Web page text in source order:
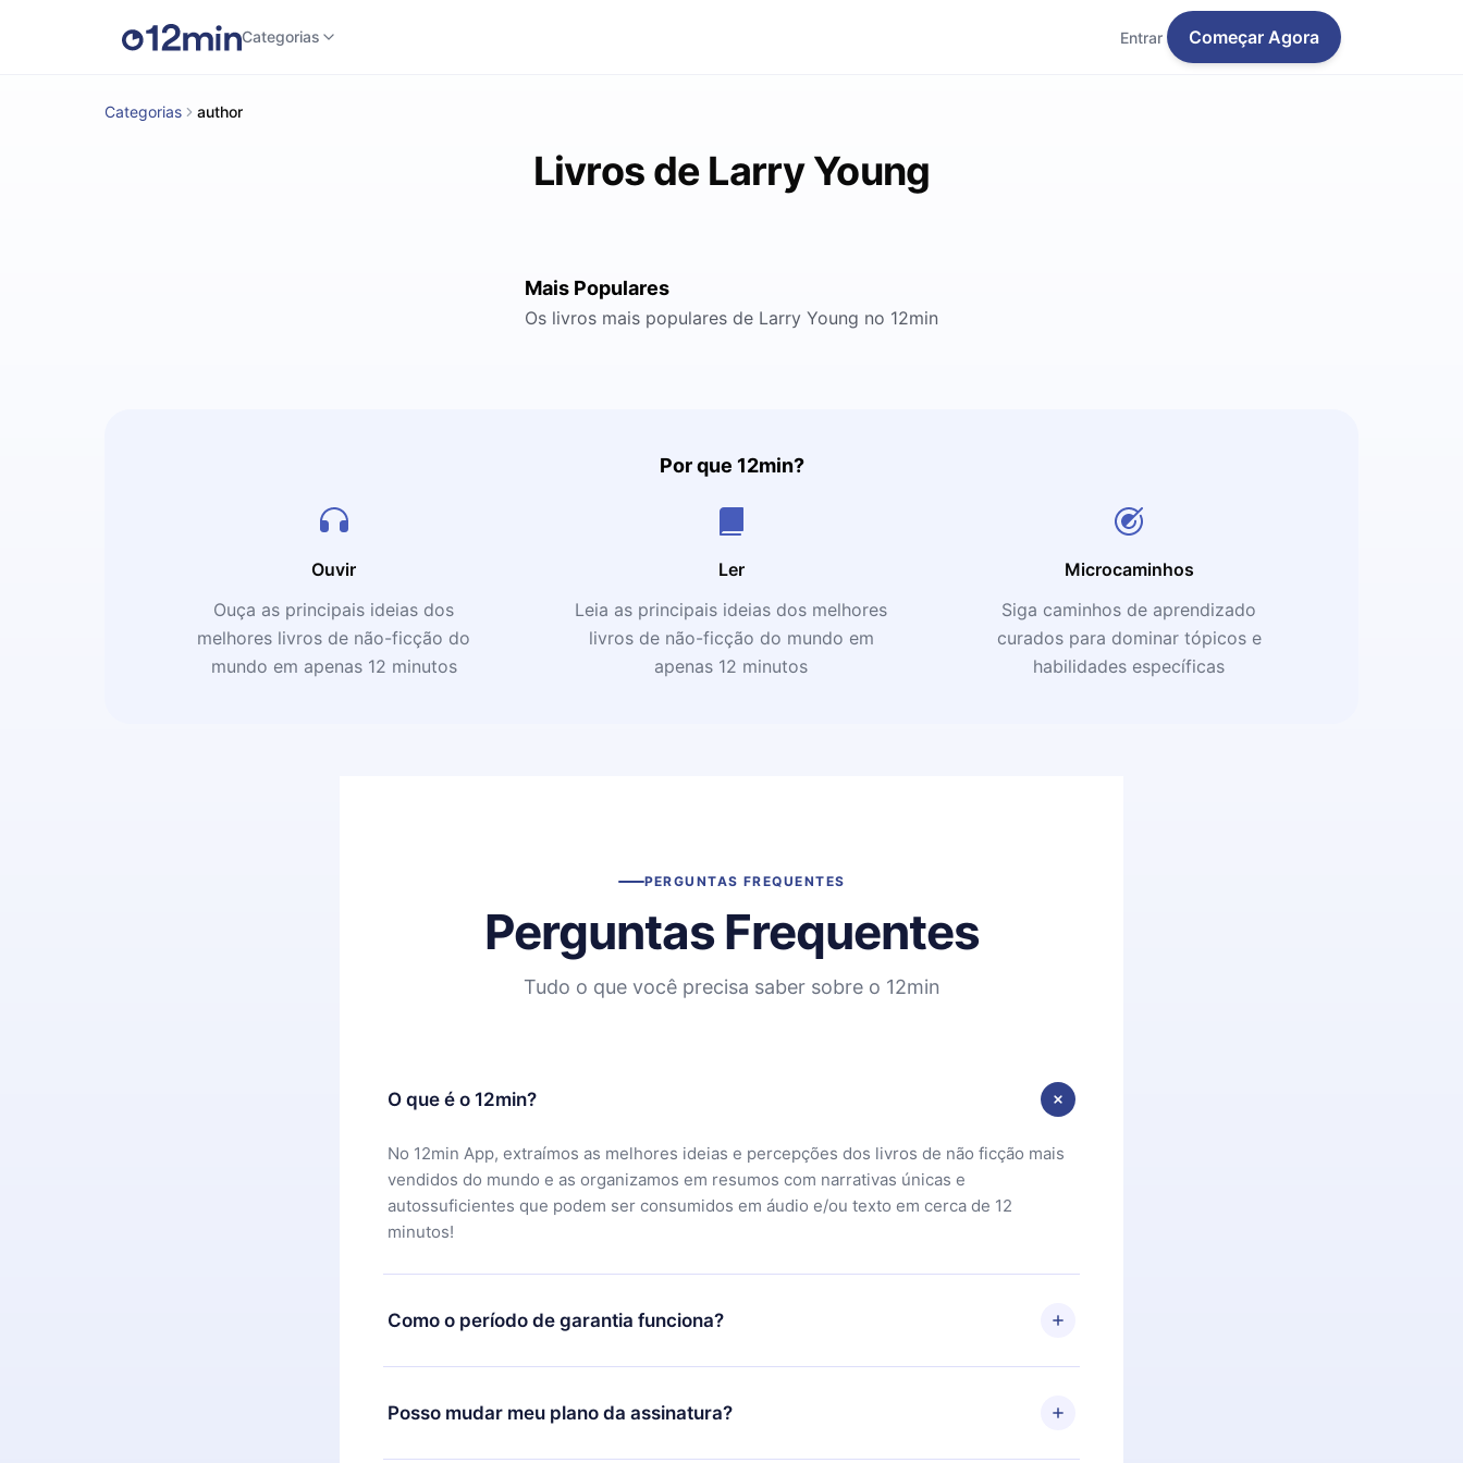
Categorias Entrar Começar Agora
Categorias author
Livros de Larry Young
Mais Populares
Os livros mais populares de Larry Young no 12min
Por que 12min?
Ouvir
Ouça as principais ideias dos
melhores livros de não-ficção do
mundo em apenas 12 minutos
Ler
Leia as principais ideias dos melhores
livros de não-ficção do mundo em
apenas 12 minutos
Microcaminhos
Siga caminhos de aprendizado
curados para dominar tópicos e
habilidades específicas
PERGUNTAS FREQUENTES
Perguntas Frequentes
Tudo o que você precisa saber sobre o 12min
O que é o 12min?
No 12min App, extraímos as melhores ideias e percepções dos livros de não ficção mais
vendidos do mundo e as organizamos em resumos com narrativas únicas e
autossuficientes que podem ser consumidos em áudio e/ou texto em cerca de 12
minutos!
Como o período de garantia funciona?
Você pode baixar nosso aplicativo e começar a aproveitar nossa biblioteca. Se por algum
motivo não ficar satisfeito com nossa plataforma, basta entrar em contato com nossa
equipe de suporte (contato@12min.com) em até 7 dias após a compra e solicitar o
Posso mudar meu plano da assinatura?